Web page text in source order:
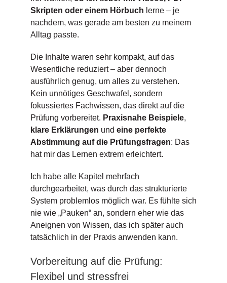
Skripten oder einem Hörbuch lerne – je
nachdem, was gerade am besten zu meinem
Alltag passte.
Die Inhalte waren sehr kompakt, auf das
Wesentliche reduziert – aber dennoch
ausführlich genug, um alles zu verstehen.
Kein unnötiges Geschwafel, sondern
fokussiertes Fachwissen, das direkt auf die
Prüfung vorbereitet. Praxisnahe Beispiele,
klare Erklärungen und eine perfekte
Abstimmung auf die Prüfungsfragen: Das
hat mir das Lernen extrem erleichtert.
Ich habe alle Kapitel mehrfach
durchgearbeitet, was durch das strukturierte
System problemlos möglich war. Es fühlte sich
nie wie „Pauken“ an, sondern eher wie das
Aneignen von Wissen, das ich später auch
tatsächlich in der Praxis anwenden kann.
Vorbereitung auf die Prüfung:
Flexibel und stressfrei